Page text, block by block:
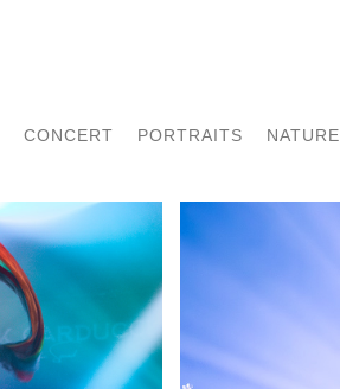
CONCERT PORTRAITS NATURE